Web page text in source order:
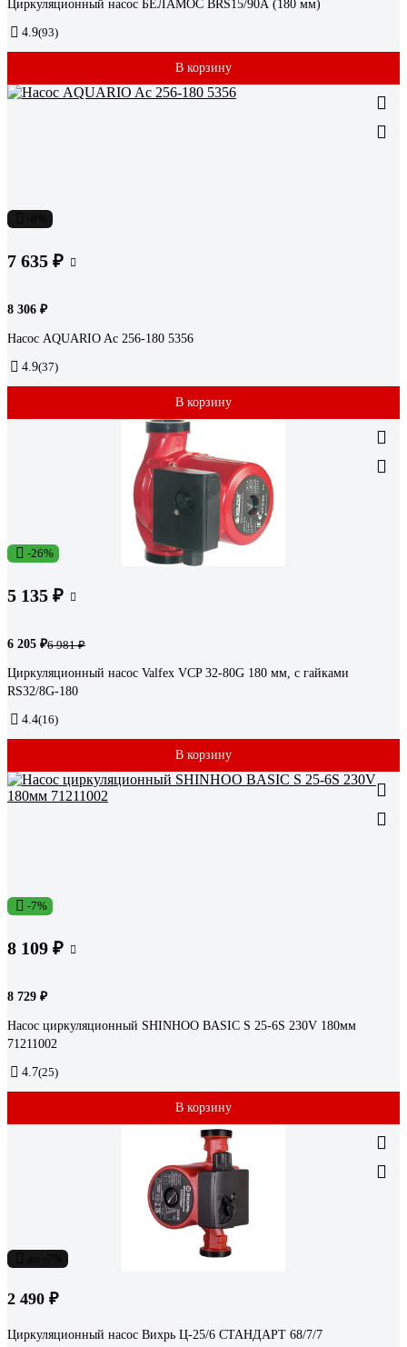
Циркуляционный насос БЕЛАМОС BRS15/90А (180 мм)
4.9(93)
В корзину
7 635 ₽
8 306 ₽
Насос AQUARIO Ac 256-180 5356
4.9(37)
В корзину
-26%
5 135 ₽
6 205 ₽6 981 ₽
Циркуляционный насос Valfex VCP 32-80G 180 мм, с гайками
RS32/8G-180
4.4(16)
В корзину
-7%
8 109 ₽
8 729 ₽
Насос циркуляционный SHINHOO BASIC S 25-6S 230V 180мм
71211002
4.7(25)
В корзину
2 490 ₽
Циркуляционный насос Вихрь Ц-25/6 СТАНДАРТ 68/7/7